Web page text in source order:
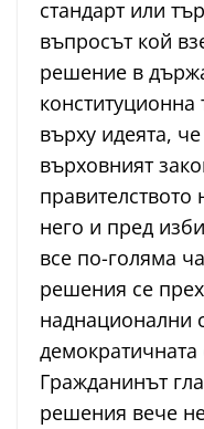
стандарт или
въпросът кой
решение в
върху идеята,
върховният
правителството
него и пред
все по-голяма
решения се
наднационални
демократичната
Гражданинът
решения вече